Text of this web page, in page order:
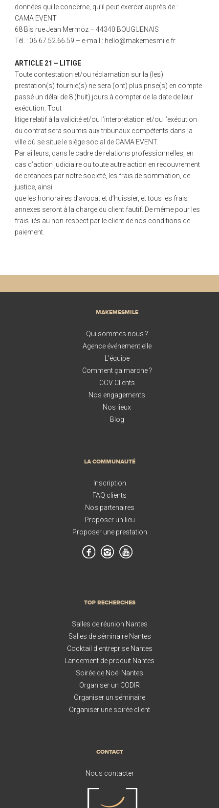
données qui le concerne, qu’il peut exercer auprès de :
CAMA EVENT
68 Bis rue Jean Mermoz – 44340 BOUGUENAIS
Tél. : 06.67.52.66.59 – e-mail : hello@makemesmile.fr
ARTICLE 21 – LITIGE
Toute contestation et/ou réclamation sur la (les)
prestation(s) fournie(s) ne sera (ont) plus prise(s) en compte
passé un délai de 8 (huit) jours à compter de la date de leur
exécution. Tout
litige relatif à la validité et/ou l’interprétation et/ou l’exécution
du contrat sera soumis aux tribunaux compétents dans la
ville où se situe le siège social de CAMA EVENT.
Par ailleurs, dans le cadre de relations professionnelles, en
cas d’action judiciaire ou toute autre action en recouvrement
de créances par notre société, les frais de sommation, de
justice, ainsi
que les honoraires d’avocat et d’huissier, et tous les frais
annexes seront à la charge du client fautif. De même pour les
frais liés au non-respect par le client de nos conditions de
paiement.
MAKEMESMILE
Qui sommes nous ?
Agence événementielle
L'équipe
Comment ça marche ?
CGV Clients
Nos engagements
Nos lieux
Blog
LA COMMUNAUTÉ
Inscription
FAQ clients
Nos partenaires
Proposer un lieu
Proposer une prestation
TOP RECHERCHES
Salles de réunion Nantes
Salles de séminaire Nantes
Cocktail d'entreprise Nantes
Lancement de produit Nantes
Soirée de Noël Nantes
Organiser un CODIR
Organiser un séminaire
Organiser une soirée client
CONTACT
Nous contacter